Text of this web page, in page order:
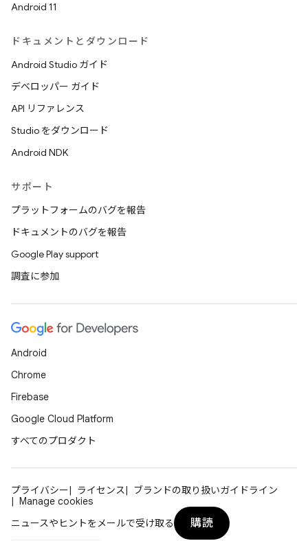
Android 11
ドキュメントとダウンロード
Android Studio ガイド
デベロッパー ガイド
API リファレンス
Studio をダウンロード
Android NDK
サポート
プラットフォームのバグを報告
ドキュメントのバグを報告
Google Play support
調査に参加
Android
Chrome
Firebase
Google Cloud Platform
すべてのプロダクト
プライバシー ライセンス
ブランドの取り扱いガイドライン
Manage cookies
ニュースやヒントをメールで受け取る
購読